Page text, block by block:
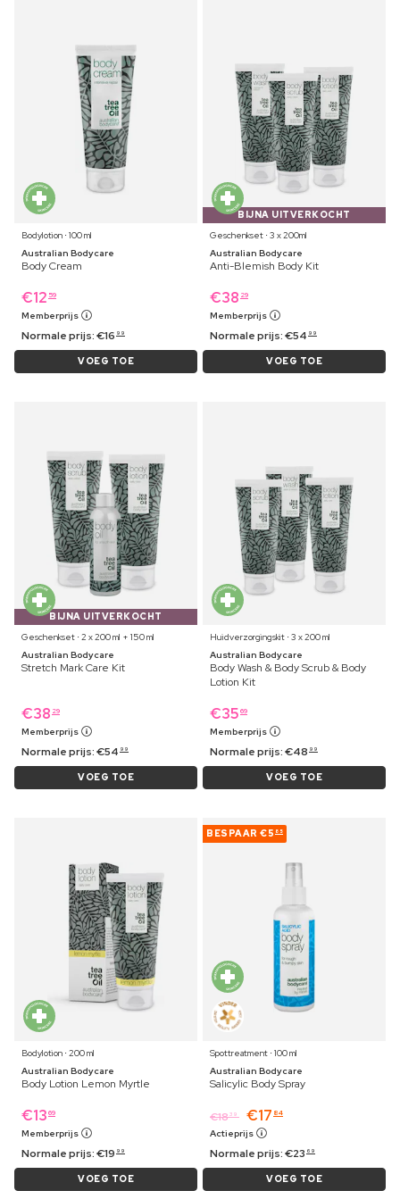
Bodylotion ⋅ 100 ml
Australian Bodycare
Body Cream
€12 59
Memberprijs
Normale prijs:€16 99
VOEG TOE
BIJNA UITVERKOCHT
Geschenkset ⋅ 3 x 200ml
Australian Bodycare
Anti-Blemish Body Kit
€38 29
Memberprijs
Normale prijs:€54 99
VOEG TOE
BIJNA UITVERKOCHT
Geschenkset ⋅ 2 x 200 ml + 150 ml
Australian Bodycare
Stretch Mark Care Kit
€38 29
Memberprijs
Normale prijs:€54 99
VOEG TOE
Huidverzorgingskit ⋅ 3 x 200 ml
Australian Bodycare
Body Wash & Body Scrub & Body
Lotion Kit
€35 69
Memberprijs
Normale prijs:€48 99
VOEG TOE
Bodylotion ⋅ 200 ml
Australian Bodycare
Body Lotion Lemon Myrtle
€13 69
Memberprijs
Normale prijs:€19 99
VOEG TOE
BESPAAR €5 85
Spottreatment ⋅ 100 ml
Australian Bodycare
Salicylic Body Spray
€1839 €17 84
Actieprijs
Normale prijs:€23 69
VOEG TOE